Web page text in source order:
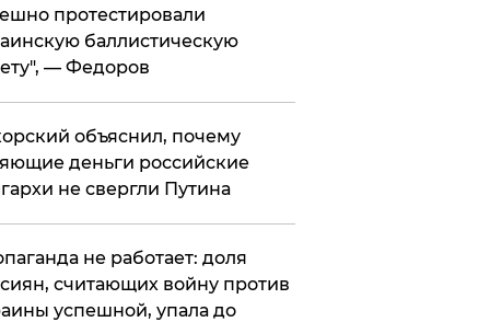
протестировали
баллистическую
— Федоров
объяснил, почему
деньги российские
не свергли Путина
не работает: доля
считающих войну против
успешной, упала до